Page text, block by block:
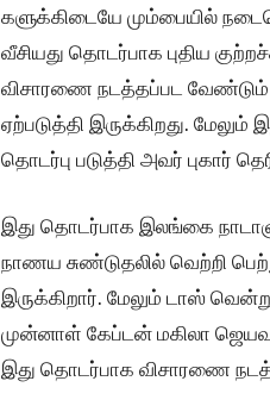
களுக்கிடையே மும்பையில்
வீசியது தொடர்பாக புதிய
விசாரணை நடத்தப்பட வேண்டும்
ஏற்படுத்தி இருக்கிறது.
தொடர்பு படுத்தி அவர் புகார்
இது தொடர்பாக இலங்கை
நாணய சுண்டுதலில் வெற்றி
இருக்கிறார். மேலும் டாஸ்
முன்னாள் கேப்டன் மகிலா
இது தொடர்பாக விசாரணை